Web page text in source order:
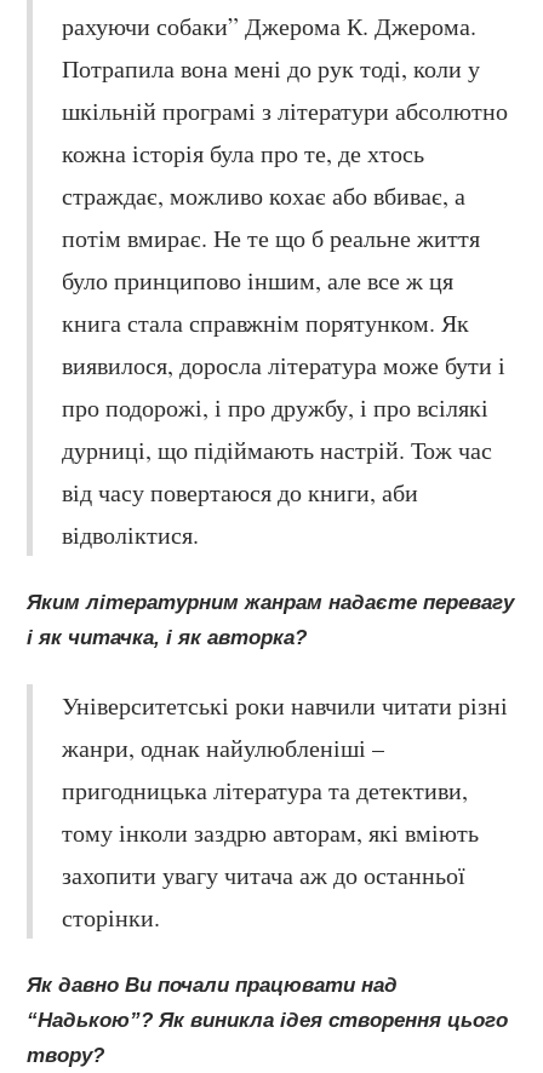
рахуючи собаки” Джерома К. Джерома.
Потрапила вона мені до рук тоді, коли у
шкільній програмі з літератури абсолютно
кожна історія була про те, де хтось
страждає, можливо кохає або вбиває, а
потім вмирає. Не те що б реальне життя
було принципово іншим, але все ж ця
книга стала справжнім порятунком. Як
виявилося, доросла література може бути і
про подорожі, і про дружбу, і про всілякі
дурниці, що підіймають настрій. Тож час
від часу повертаюся до книги, аби
відволіктися.
Яким літературним жанрам надаєте перевагу
і як читачка, і як авторка?
Університетські роки навчили читати різні
жанри, однак найулюбленіші –
пригодницька література та детективи,
тому інколи заздрю авторам, які вміють
захопити увагу читача аж до останньої
сторінки.
Як давно Ви почали працювати над
“Надькою”? Як виникла ідея створення цього
твору?